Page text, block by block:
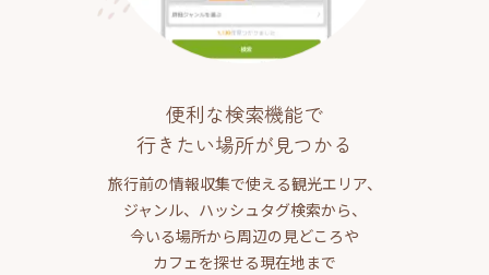
便利な検索機能で
行きたい場所が見つかる
旅行前の情報収集で使える観光エリア、
ジャンル、ハッシュタグ検索から、
今いる場所から周辺の見どころや
カフェを探せる現在地まで